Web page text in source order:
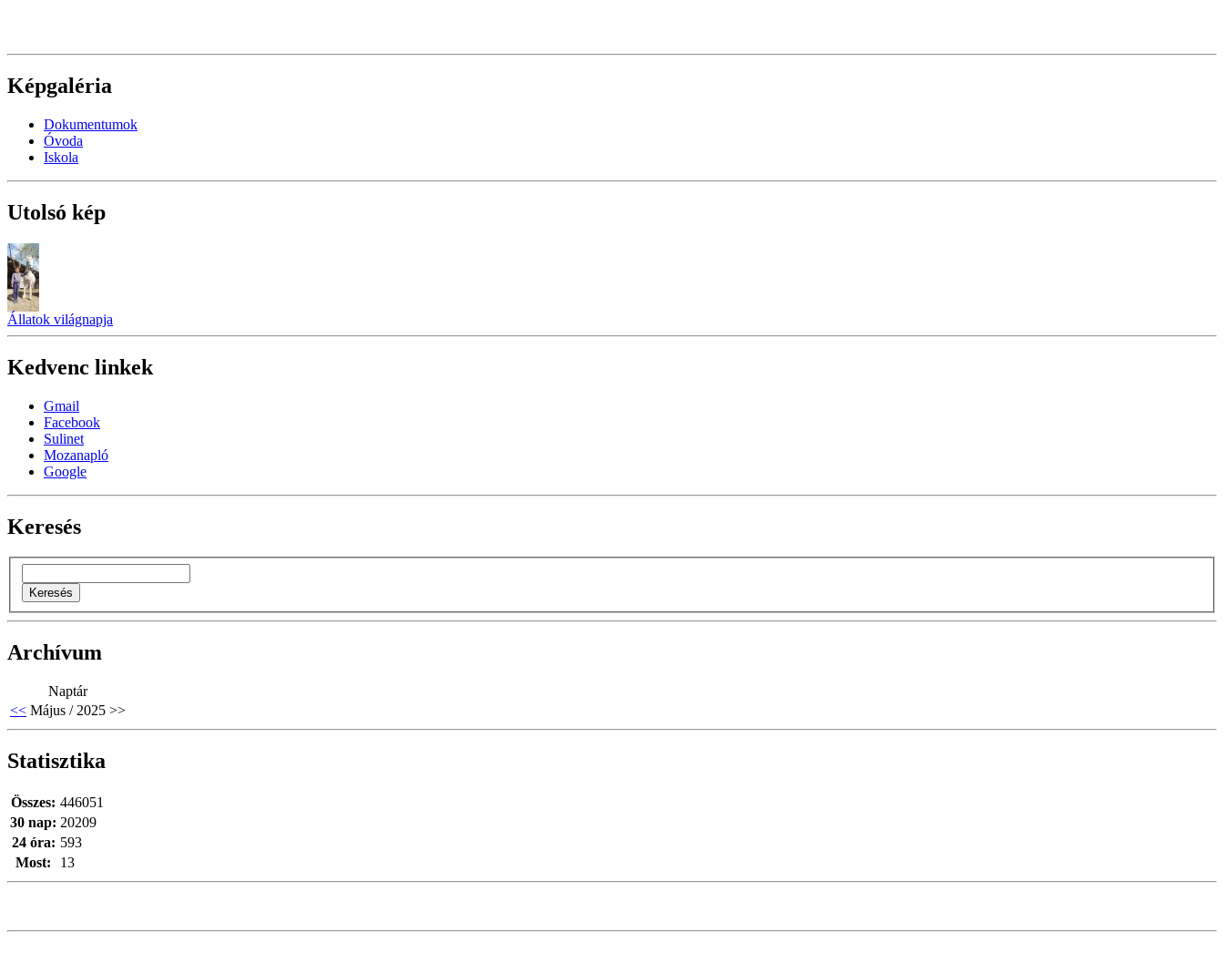
Képgaléria
Dokumentumok
Óvoda
Iskola
Utolsó kép
Állatok világnapja
Kedvenc linkek
Gmail
Facebook
Sulinet
Mozanapló
Google
Keresés
Archívum
Naptár
<< Május / 2025 >>
Statisztika
Most: 13
Összes: 446051
30 nap: 20209
24 óra: 593